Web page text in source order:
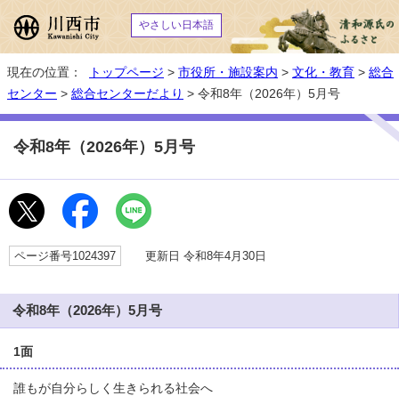
やさしい日本語
現在の位置： トップページ > 市役所・施設案内 > 文化・教育 > 総合
センター > 総合センターだより > 令和8年（2026年）5月号
令和8年（2026年）5月号
ページ番号1024397 更新日 令和8年4月30日
令和8年（2026年）5月号
1面
誰もが自分らしく生きられる社会へ